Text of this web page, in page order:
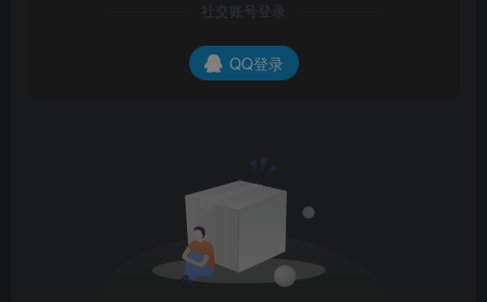
社交账号登录
QQ登录